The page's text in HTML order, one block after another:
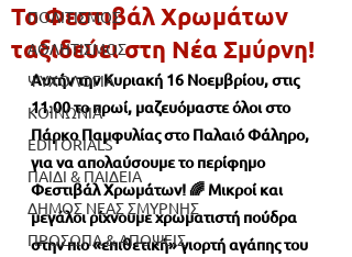
ΠΟΛΙΤΙΣΜΟΣ
ΑΘΛΗΤΙΣΜΟΣ
ΨΥΧΟΛΟΓΙΑ
ΚΟΙΝΩΝΙΑ
EDITORIALS
ΠΑΙΔΙ & ΠΑΙΔΕΙΑ
ΔΗΜΟΣ ΝΕΑΣ ΣΜΥΡΝΗΣ
ΠΡΟΣΩΠΑ & ΑΠΟΨΕΙΣ
Το Φεστιβάλ Χρωμάτων
ταξιδεύει στη Νέα Σμύρνη!
Αυτήν την Κυριακή 16 Νοεμβρίου, στις
11:00 το πρωί, μαζευόμαστε όλοι στο
Πάρκο Παμφυλίας στο Παλαιό Φάληρο,
για να απολαύσουμε το περίφημο
Φεστιβάλ Χρωμάτων! 🌈 Μικροί και
μεγάλοι ρίχνουμε χρωματιστή πούδρα
στην πιο «επιθετική» γιορτή αγάπης του